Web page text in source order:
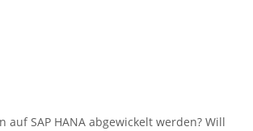
auf SAP HANA abgewickelt werden? Will